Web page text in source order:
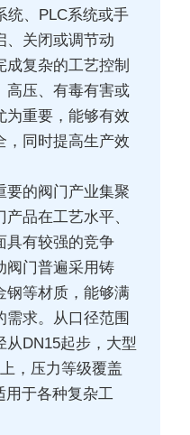
统、PLC系统或手
、关闭或调节动
复杂的工艺控制
高压、有毒有害或
为重要，能够有效
，同时提高生产效
要的阀门产业集聚
品在工艺水平、
具有较强的竞争
阀门普遍采用铸
钢等材质，能够满
需求。从口径范围
DN15起步，大型
，压力等级覆盖
用于各种复杂工